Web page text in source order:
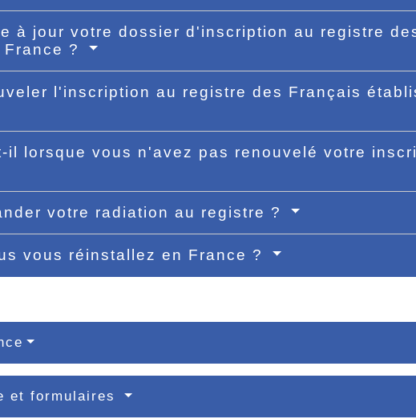
à jour votre dossier d'inscription au registre
?
l'inscription au registre des Français
il lorsque vous n'avez pas renouvelé votre
votre radiation au registre ?
vous réinstallez en France ?
et formulaires